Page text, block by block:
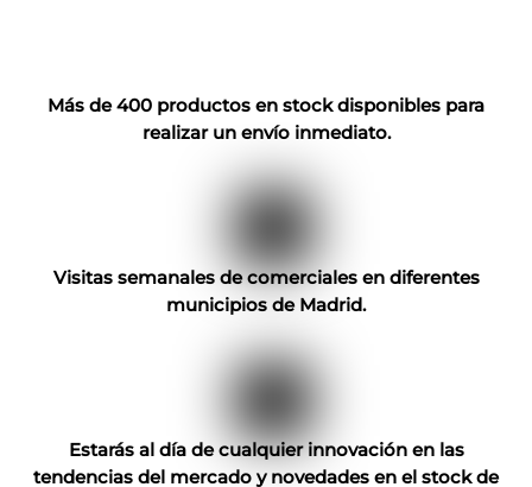
Más de 400 productos en stock disponibles para
realizar un envío inmediato.
Visitas semanales de comerciales en diferentes
municipios de Madrid.
Estarás al día de cualquier innovación en las
tendencias del mercado y novedades en el stock de